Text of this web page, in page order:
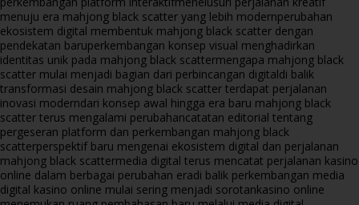
menuju era mahjong black scatter yang lebih modernperubahan
ekosistem digital membentuk mahjong black scatter dengan
pendekatan baruperkembangan konsep visual menghadirkan
identitas unik pada mahjong black scattermengapa mahjong black
scatter mulai menjadi bagian dari perbincangan digitaldi balik
transformasi desain mahjong black scatter terdapat perjalanan
inovasi moderndari konsep awal hingga era baru mahjong black
scatter terus mengalami perubahancatatan editorial tentang
pergeseran platform dan perkembangan mahjong black
scatterperspektif baru mengenai ekosistem digital dan perjalanan
mahjong black scattermedia digital terus mencatat perjalanan kasino
online dalam berbagai perubahan eradi balik perkembangan media
digital kasino online mulai sering menjadi sorotankasino online